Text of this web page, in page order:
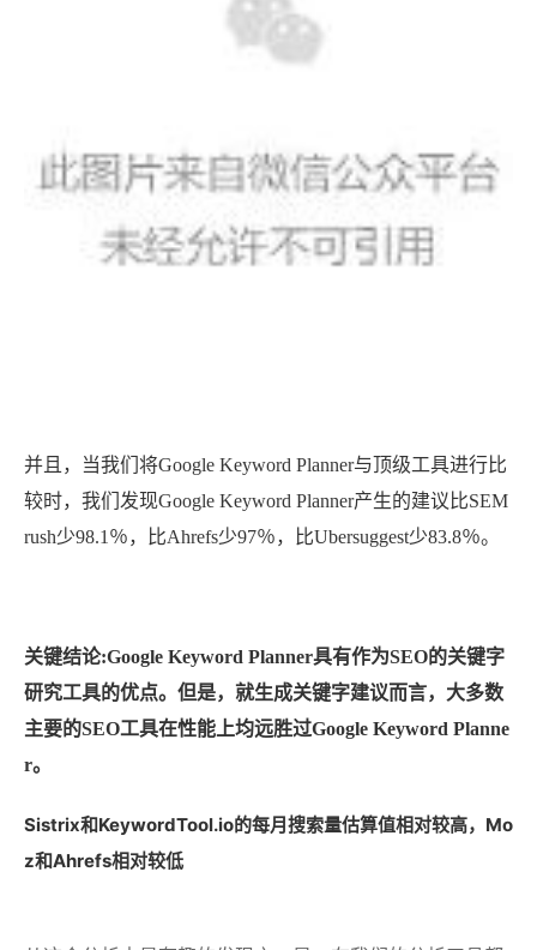
并且，当我们将Google Keyword Planner与顶级工具进行比
较时，我们发现Google Keyword Planner产生的建议比SEM
rush少98.1％，比Ahrefs少97％，比Ubersuggest少83.8％。
关键结论:Google Keyword Planner具有作为SEO的关键字
研究工具的优点。但是，就生成关键字建议而言，大多数
主要的SEO工具在性能上均远胜过Google Keyword Planne
r。
Sistrix和KeywordTool.io的每月搜索量估算值相对较高，Mo
z和Ahrefs相对较低